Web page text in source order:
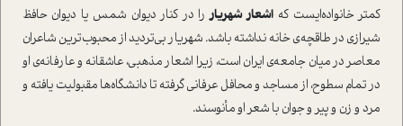
کمتر خانواده‌ایست کهاشعار شهرياررا در کنار ديوان شمس يا ديوان حافظ
شيرازي در طاقچه‌ی خانه نداشته باشد. شهریار بی‌تردید از محبوب‌ترین شاعران
معاصر در میان جامعه‌ی ایران است، زیرا اشعار مذهبی، عاشقانه و عارفانه‌ی او
در تمام سطوح، از مساجد و محافل عرفانی گرفته تا دانشگاه‌ها مقبولیت یافته و
مرد و زن و پیر و جوان با شعر او مأنوسند.